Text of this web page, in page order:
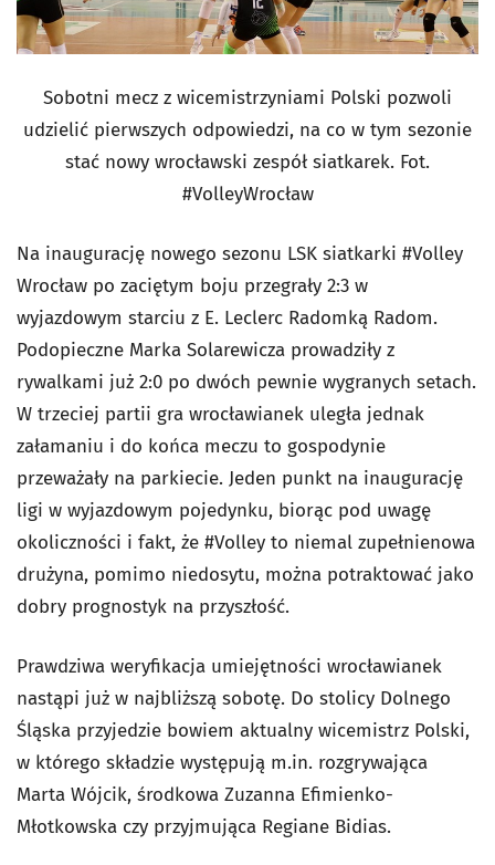
Sobotni mecz z wicemistrzyniami Polski pozwoli
udzielić pierwszych odpowiedzi, na co w tym sezonie
stać nowy wrocławski zespół siatkarek. Fot.
#VolleyWrocław
Na inaugurację nowego sezonu LSK siatkarki #Volley
Wrocław po zaciętym boju przegrały 2:3 w
wyjazdowym starciu z E. Leclerc Radomką Radom.
Podopieczne Marka Solarewicza prowadziły z
rywalkami już 2:0 po dwóch pewnie wygranych setach.
W trzeciej partii gra wrocławianek uległa jednak
załamaniu i do końca meczu to gospodynie
przeważały na parkiecie. Jeden punkt na inaugurację
ligi w wyjazdowym pojedynku, biorąc pod uwagę
okoliczności i fakt, że #Volley to niemal zupełnienowa
drużyna, pomimo niedosytu, można potraktować jako
dobry prognostyk na przyszłość.
Prawdziwa weryfikacja umiejętności wrocławianek
nastąpi już w najbliższą sobotę. Do stolicy Dolnego
Śląska przyjedzie bowiem aktualny wicemistrz Polski,
w którego składzie występują m.in. rozgrywająca
Marta Wójcik, środkowa Zuzanna Efimienko-
Młotkowska czy przyjmująca Regiane Bidias.